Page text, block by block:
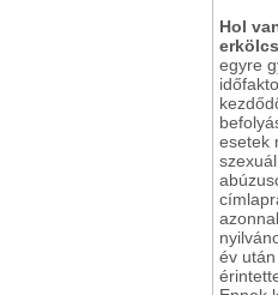
Hol
egyre
esetek
év